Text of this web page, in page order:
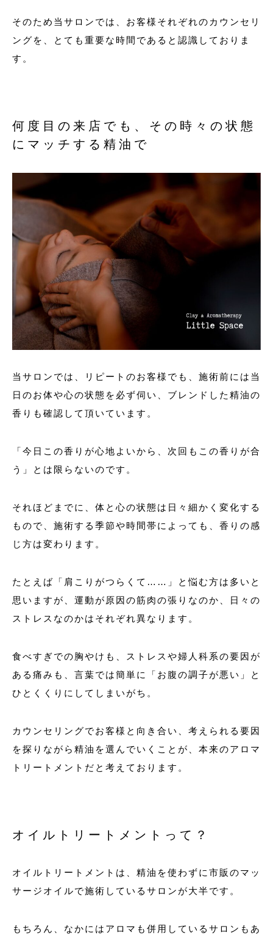
そのため当サロンでは、お客様それぞれのカウンセリ
ングを、とても重要な時間であると認識しておりま
す。
何度目の来店でも、その時々の状態
にマッチする精油で
当サロンでは、リピートのお客様でも、施術前には当
日のお体や心の状態を必ず伺い、ブレンドした精油の
香りも確認して頂いています。
「今日この香りが心地よいから、次回もこの香りが合
う」とは限らないのです。
それほどまでに、体と心の状態は日々細かく変化する
もので、施術する季節や時間帯によっても、香りの感
じ方は変わります。
たとえば「肩こりがつらくて……」と悩む方は多いと
思いますが、運動が原因の筋肉の張りなのか、日々の
ストレスなのかはそれぞれ異なります。
食べすぎでの胸やけも、ストレスや婦人科系の要因が
ある痛みも、言葉では簡単に「お腹の調子が悪い」と
ひとくくりにしてしまいがち。
カウンセリングでお客様と向き合い、考えられる要因
を探りながら精油を選んでいくことが、本来のアロマ
トリートメントだと考えております。
オイルトリートメントって？
オイルトリートメントは、精油を使わずに市販のマッ
サージオイルで施術しているサロンが大半です。
もちろん、なかにはアロマも併用しているサロンもあ